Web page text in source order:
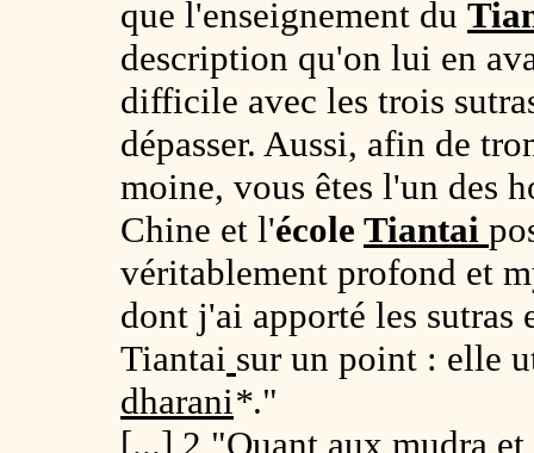
que l'enseignement du
description qu'on lui en
difficile avec les trois
dépasser. Aussi, afin de
moine, vous êtes l'un des
Chine et l'école Tiantai
véritablement profond et
dont j'ai apporté les sutras
Tiantai sur un point : elle
dharani*."
[...] 2 "Quant aux mudra et